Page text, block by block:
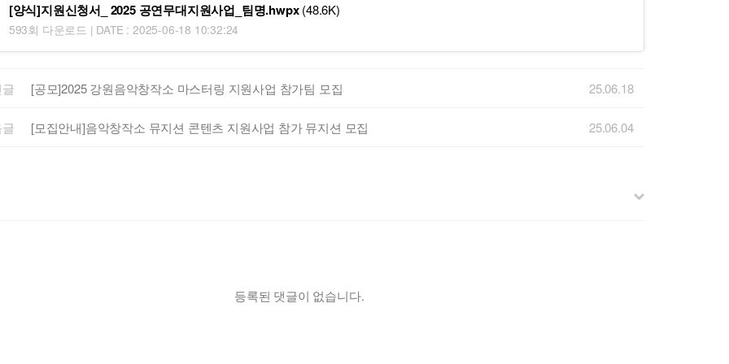
[양식]지원신청서_ 2025 공연무대지원사업_팀명.hwpx(48.6K)
593회 다운로드 | DATE : 2025-06-18 10:32:24
[공모]2025 강원음악창작소 마스터링 지원사업 참가팀 모집 25.06.18
[모집안내]음악창작소 뮤지션 콘텐츠 지원사업 참가 뮤지션 모집 25.06.04
등록된 댓글이 없습니다.